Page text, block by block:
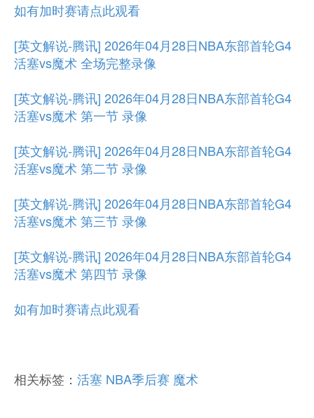
如有加时赛请点此观看
[英文解说-腾讯] 2026年04月28日NBA东部首轮G4
活塞vs魔术 全场完整录像
[英文解说-腾讯] 2026年04月28日NBA东部首轮G4
活塞vs魔术 第一节 录像
[英文解说-腾讯] 2026年04月28日NBA东部首轮G4
活塞vs魔术 第二节 录像
[英文解说-腾讯] 2026年04月28日NBA东部首轮G4
活塞vs魔术 第三节 录像
[英文解说-腾讯] 2026年04月28日NBA东部首轮G4
活塞vs魔术 第四节 录像
如有加时赛请点此观看
相关标签： 活塞 NBA季后赛 魔术